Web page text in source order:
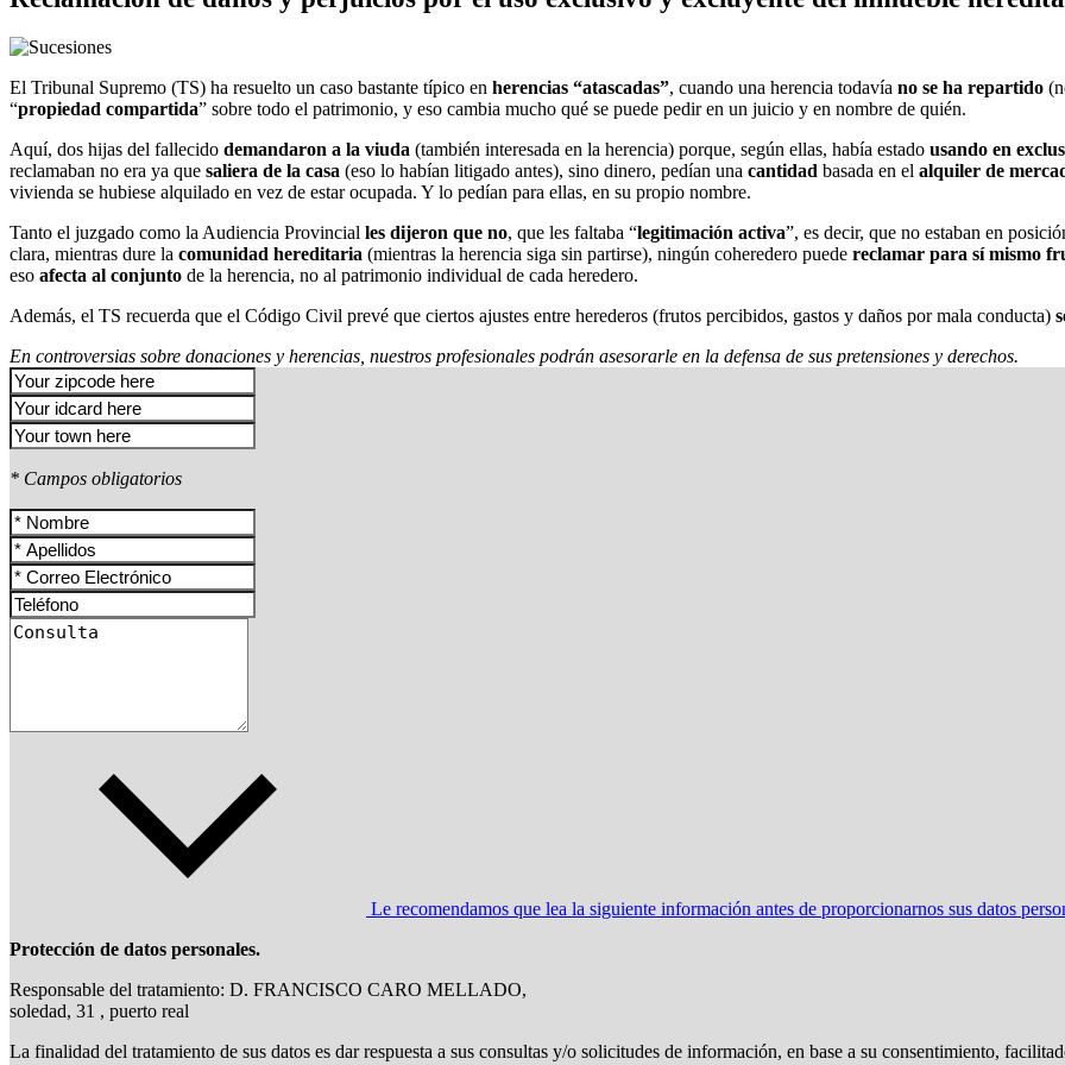
El Tribunal Supremo (TS) ha resuelto un caso bastante típico en herencias “atascadas”, cuando una herencia todavía no se ha repartido
“propiedad compartida” sobre todo el patrimonio, y eso cambia mucho qué se puede pedir en un juicio y en nombre de quién.
Aquí, dos hijas del fallecido demandaron a la viuda (también interesada en la herencia) porque, según ellas, había estado usando en
reclamaban no era ya que saliera de la casa (eso lo habían litigado antes), sino dinero, pedían una cantidad basada en el alquiler de
vivienda se hubiese alquilado en vez de estar ocupada. Y lo pedían para ellas, en su propio nombre.
Tanto el juzgado como la Audiencia Provincial les dijeron que no, que les faltaba “legitimación activa”, es decir, que no estaban en
clara, mientras dure la comunidad hereditaria (mientras la herencia siga sin partirse), ningún coheredero puede reclamar para sí mismo
eso afecta al conjunto de la herencia, no al patrimonio individual de cada heredero.
Además, el TS recuerda que el Código Civil prevé que ciertos ajustes entre herederos (frutos percibidos, gastos y daños por mala conducta)
En controversias sobre donaciones y herencias, nuestros profesionales podrán asesorarle en la defensa de sus pretensiones y derechos.
* Campos obligatorios
Le recomendamos que lea la siguiente información antes de proporcionarnos sus datos
Protección de datos personales.
Responsable del tratamiento: D. FRANCISCO CARO MELLADO,
soledad, 31 , puerto real
La finalidad del tratamiento de sus datos es dar respuesta a sus consultas y/o solicitudes de información, en base a su consentimiento,